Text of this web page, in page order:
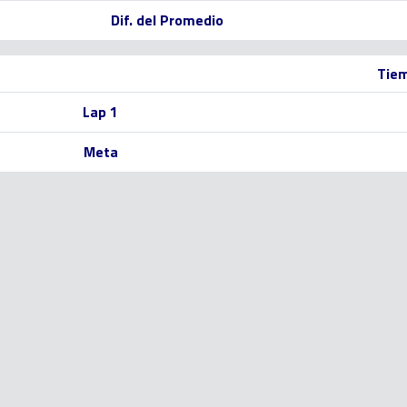
Dif. del Promedio
Lap 1
Meta